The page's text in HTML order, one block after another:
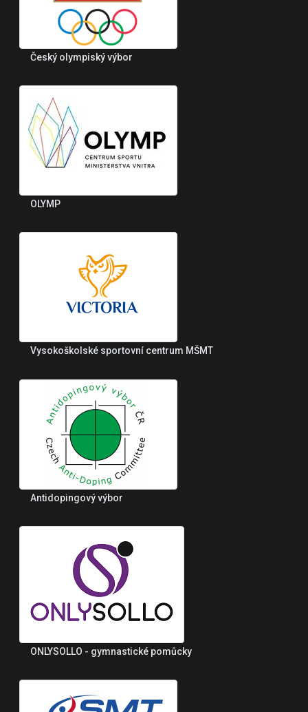
Český olympiský výbor
OLYMP
Vysokoškolské sportovní centrum MŠMT
Antidopingový výbor
ONLYSOLLO - gymnastické pomůcky